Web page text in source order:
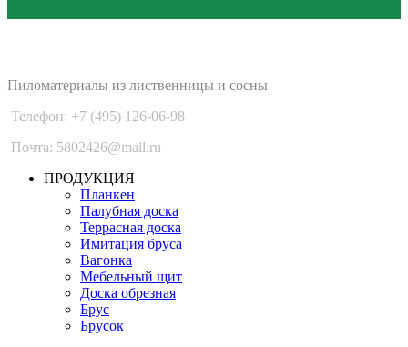
Пиломатериалы из лиственницы и сосны
Телефон: +7 (495) 126-06-98
Почта: 5802426@mail.ru
ПРОДУКЦИЯ
Планкен
Палубная доска
Террасная доска
Имитация бруса
Вагонка
Мебельный щит
Доска обрезная
Брус
Брусок